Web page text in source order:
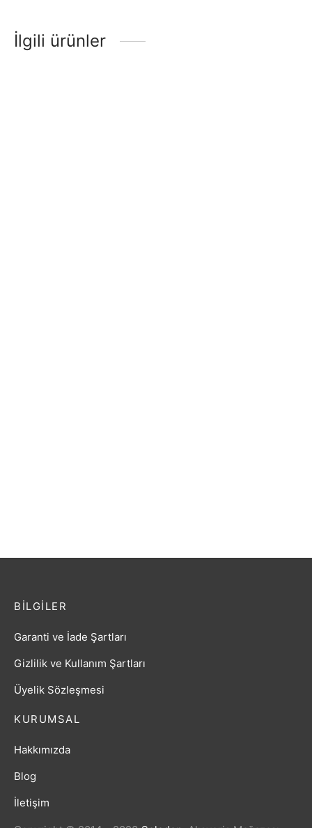
İlgili ürünler
KURUMSAL
Hakkımızda
Blog
İletişim
BILGILER
Garanti ve İade Şartları
Gizlilik ve Kullanım Şartları
Üyelik Sözleşmesi